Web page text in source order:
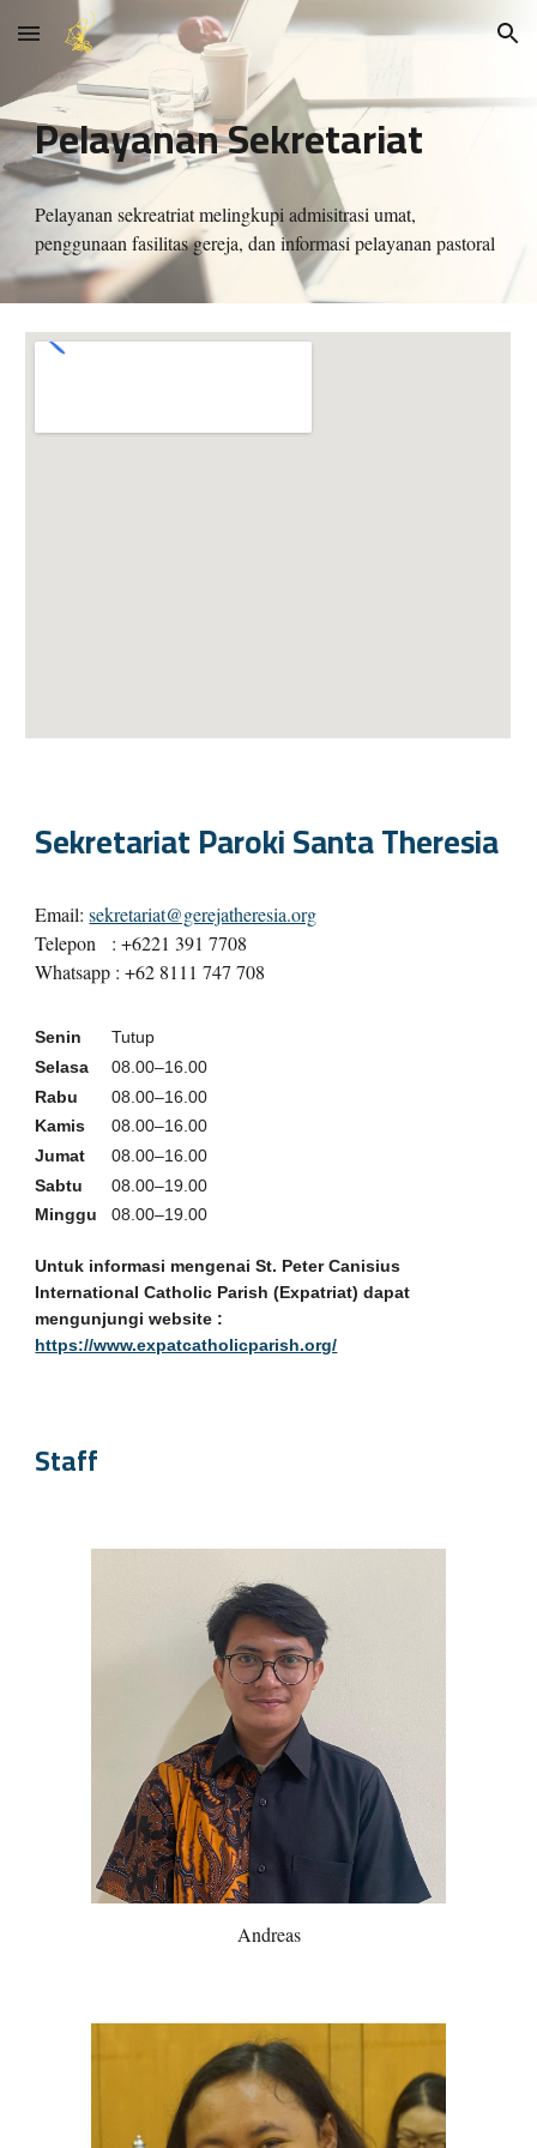
Skip to main content Skip to navigation
Pelayanan Sekretariat
Pelayanan sekreatriat melingkupi admisitrasi umat,
penggunaan fasilitas gereja, dan informasi pelayanan pastoral
Sekretariat Paroki Santa Theresia
Email:sekretariat@gerejatheresia.org
Telepon
: +6221 391 7708
Whatsapp : +62 8111 747 708
Senin
Tutup
Selasa
08.00–16.00
Rabu
08.00–16.00
Kamis
08.00–16.00
Jumat
08.00–16 .00
Sabtu
08.00–19 .00
Minggu
08.00–19.00
Untuk informasi mengenai St. Peter Canisius
International Catholic Parish (Expatriat) dapat
mengunjungi website :
https://www.expatcatholicparish.org/
Staff
Andreas